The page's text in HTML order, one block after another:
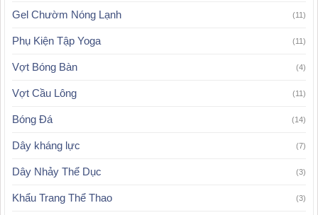
Gel Chườm Nóng Lạnh (11)
Phụ Kiện Tập Yoga (11)
Vợt Bóng Bàn (4)
Vợt Cầu Lông (11)
Bóng Đá (14)
Dây kháng lực (7)
Dây Nhảy Thể Dục (3)
Khẩu Trang Thể Thao (3)